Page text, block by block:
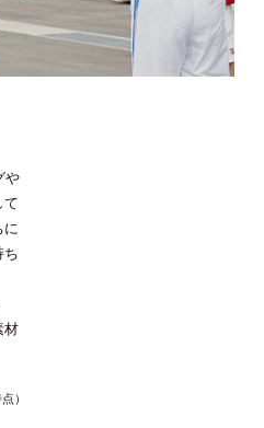
や
て
に
ち
材
）